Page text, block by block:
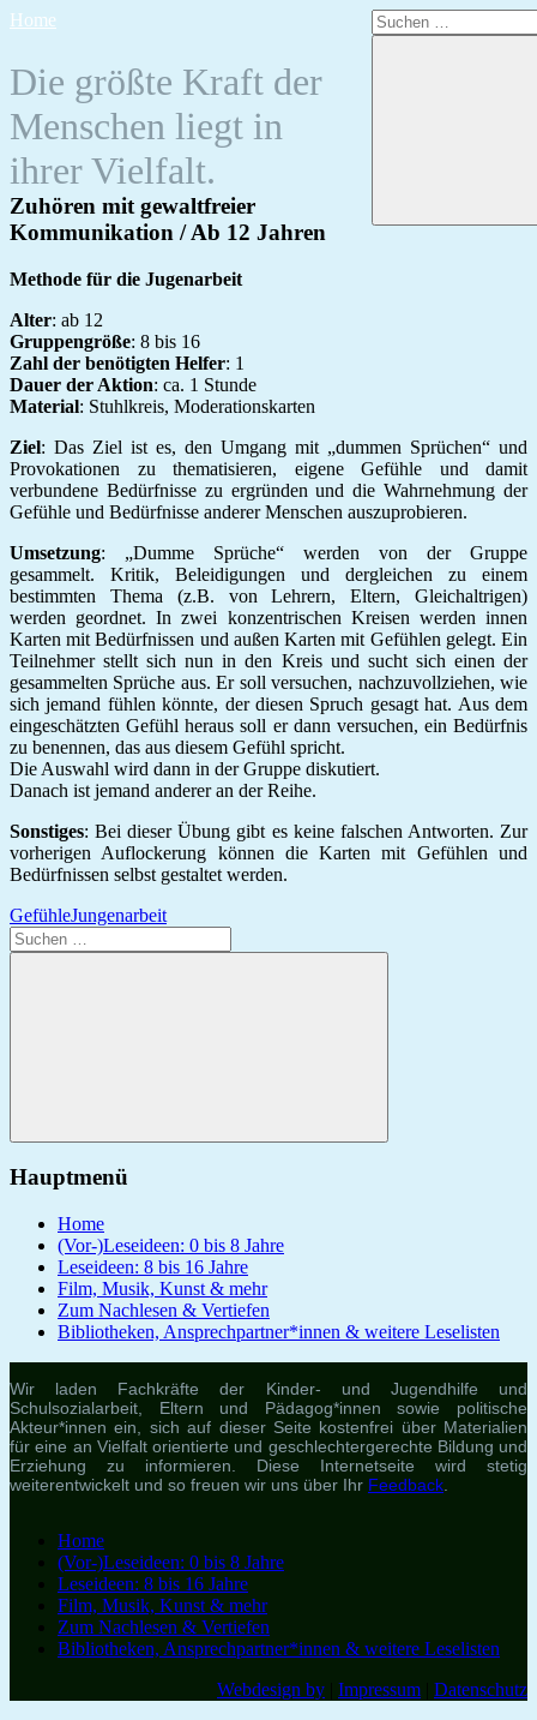
Zum
Home
Die größte Kraft der
Menschen liegt in
ihrer Vielfalt.
Suchen
nach:
Zuhören mit gewaltfreier
Kommunikation / Ab 12 Jahren
Methode für die Jugenarbeit
Alter: ab 12
Gruppengröße: 8 bis 16
Zahl der benötigten Helfer: 1
Dauer der Aktion: ca. 1 Stunde
Material: Stuhlkreis, Moderationskarten
Ziel: Das Ziel ist es, den Umgang mit „dummen Sprüchen“ und
Provokationen zu thematisieren, eigene Gefühle und damit
verbundene Bedürfnisse zu ergründen und die Wahrnehmung der
Gefühle und Bedürfnisse anderer Menschen auszuprobieren.
Umsetzung: „Dumme Sprüche“ werden von der Gruppe
gesammelt. Kritik, Beleidigungen und dergleichen zu einem
bestimmten Thema (z.B. von Lehrern, Eltern, Gleichaltrigen)
werden geordnet. In zwei konzentrischen Kreisen werden innen
Karten mit Bedürfnissen und außen Karten mit Gefühlen gelegt. Ein
Teilnehmer stellt sich nun in den Kreis und sucht sich einen der
gesammelten Sprüche aus. Er soll versuchen, nachzuvollziehen, wie
sich jemand fühlen könnte, der diesen Spruch gesagt hat. Aus dem
eingeschätzten Gefühl heraus soll er dann versuchen, ein Bedürfnis
zu benennen, das aus diesem Gefühl spricht.
Die Auswahl wird dann in der Gruppe diskutiert.
Danach ist jemand anderer an der Reihe.
Sonstiges: Bei dieser Übung gibt es keine falschen Antworten. Zur
vorherigen Auflockerung können die Karten mit Gefühlen und
Bedürfnissen selbst gestaltet werden.
GefühleJungenarbeit
Suchen
nach:
Suchen
Hauptmenü
Home
(Vor-)Leseideen: 0 bis 8 Jahre
Leseideen: 8 bis 16 Jahre
Film, Musik, Kunst & mehr
Zum Nachlesen & Vertiefen
Bibliotheken, Ansprechpartner*innen & weitere Leselisten
Wir laden Fachkräfte der Kinder- und Jugendhilfe und
Schulsozialarbeit, Eltern und Pädagog*innen sowie politische
Akteur*innen ein, sich auf dieser Seite kostenfrei über Materialien
für eine an Vielfalt orientierte und geschlechtergerechte Bildung und
Erziehung zu informieren. Diese Internetseite wird stetig
weiterentwickelt und so freuen wir uns über Ihr Feedback
Home
(Vor-)Leseideen: 0 bis 8 Jahre
Leseideen: 8 bis 16 Jahre
Film, Musik, Kunst & mehr
Zum Nachlesen & Vertiefen
Bibliotheken, Ansprechpartner*innen & weitere Leselisten
Webdesign by
Impressum Datenschutz